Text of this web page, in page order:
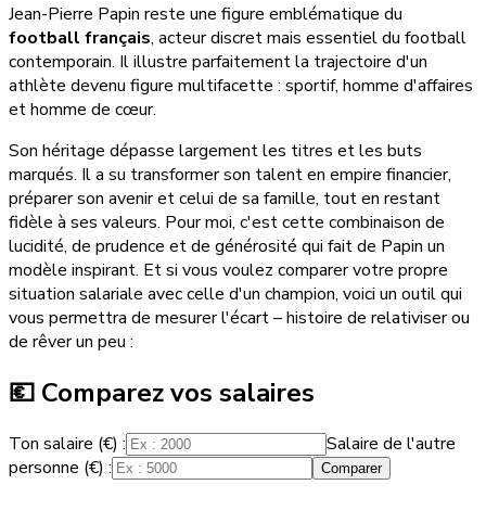
Jean-Pierre Papin reste une figure emblématique du
football français, acteur discret mais essentiel du football
contemporain. Il illustre parfaitement la trajectoire d'un
athlète devenu figure multifacette : sportif, homme d'affaires
et homme de cœur.
Son héritage dépasse largement les titres et les buts
marqués. Il a su transformer son talent en empire financier,
préparer son avenir et celui de sa famille, tout en restant
fidèle à ses valeurs. Pour moi, c'est cette combinaison de
lucidité, de prudence et de générosité qui fait de Papin un
modèle inspirant. Et si vous voulez comparer votre propre
situation salariale avec celle d'un champion, voici un outil qui
vous permettra de mesurer l'écart – histoire de relativiser ou
de rêver un peu :
💶 Comparez vos salaires
Ton salaire (€) :
Salaire de l'autre
personne (€) :
Comparer